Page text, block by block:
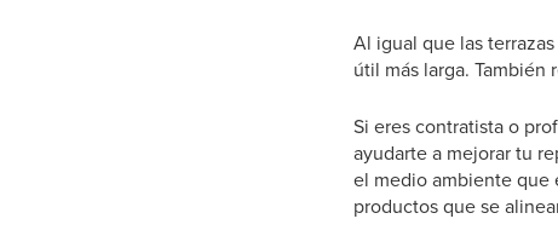
Al igual que las
útil más larga.
Si eres contratista o
ayudarte a mejorar tu
el medio ambiente que
productos que se